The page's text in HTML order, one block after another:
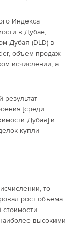
Индекса
в Дубае,
Дубая (DLD) в
объем продаж
исчислении, а
результат
[среди
Дубая] и
купли-
то
рост объема
высокими